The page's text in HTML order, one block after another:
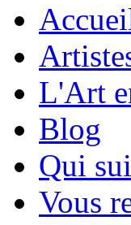
L'Art
Blog
Qui
Vous